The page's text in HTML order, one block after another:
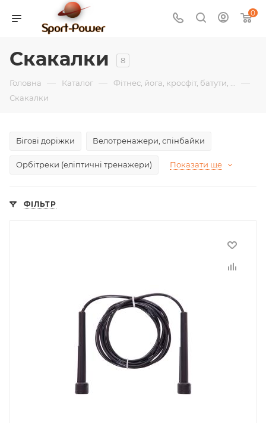
0
Скакалки 8
Головна — Каталог — Фітнес, йога, кросфіт, батути, ... —
Скакалки
Бігові доріжки Велотренажери, спінбайки
Орбітреки (еліптичні тренажери) Показати ще
ФІЛЬТР